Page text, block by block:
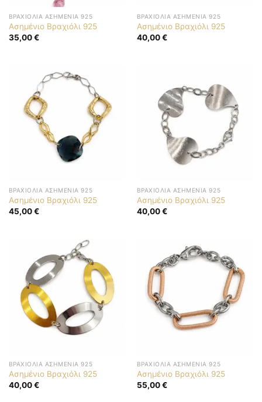
ΒΡΑΧΙΌΛΙΑ ΑΣΗΜΈΝΙΑ 925
Ασημένιο Βραχιόλι 925
35,00€
ΒΡΑΧΙΌΛΙΑ ΑΣΗΜΈΝΙΑ 925
Ασημένιο Βραχιόλι 925
40,00€
ΒΡΑΧΙΌΛΙΑ ΑΣΗΜΈΝΙΑ 925
Ασημένιο Βραχιόλι 925
45,00€
ΒΡΑΧΙΌΛΙΑ ΑΣΗΜΈΝΙΑ 925
Ασημένιο Βραχιόλι 925
40,00€
ΒΡΑΧΙΌΛΙΑ ΑΣΗΜΈΝΙΑ 925
Ασημένιο Βραχιόλι 925
40,00€
ΒΡΑΧΙΌΛΙΑ ΑΣΗΜΈΝΙΑ 925
Ασημένιο Βραχιόλι 925
55,00€